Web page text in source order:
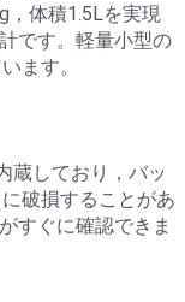
，体積1.5Lを実現
です。軽量小型の
ます。
蔵しており，バッ
破損することがあ
すぐに確認できま